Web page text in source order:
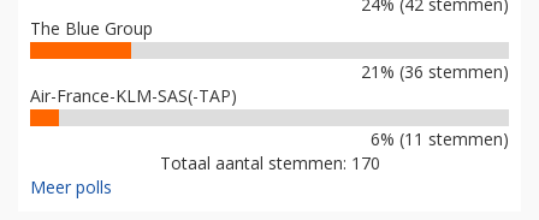
The Blue Group
21% (36 stemmen)
Air-France-KLM-SAS(-TAP)
6% (11 stemmen)
Totaal aantal stemmen: 170
Meer polls